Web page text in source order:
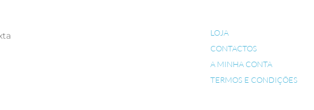
LOJA
CONTACTOS
A MINHA CONTA
TERMOS E CONDIÇÕES